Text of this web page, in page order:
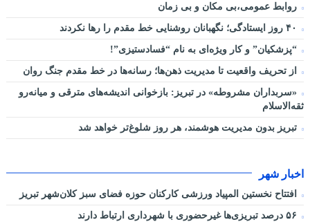
روابط عمومی،بی مکان و بی زمان
“پزشکیان” و کار ویژه‌ای به نام “فسادستیزی”!
از تحریف واقعیت تا مدیریت ذهن‌ها؛ رسانه‌ها در خط مقدم جنگ روان
«سربداران مشروطه» در تبریز: بازخوانی اندیشه‌های مترقی و میانه‌رو
ثقه‌الاسلام
تبریز بدون مدیریت هوشمند، هر روز شلوغ‌تر خواهد شد
اخبار شهر
افتتاح نخستین المپیاد ورزشی کارکنان حوزه فضای سبز کلان‌شهر تبریز